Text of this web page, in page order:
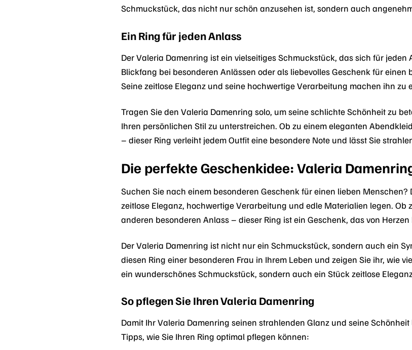
Schmuckstück, das nicht nur schön anzusehen ist, sondern auch
Ein Ring für jeden Anlass
Der Valeria Damenring ist ein vielseitiges Schmuckstück, das sich für
Blickfang bei besonderen Anlässen oder als liebevolles Geschenk für
Seine zeitlose Eleganz und seine hochwertige Verarbeitung machen ihn
Tragen Sie den Valeria Damenring solo, um seine schlichte Schönheit zu
Ihren persönlichen Stil zu unterstreichen. Ob zu einem eleganten
– dieser Ring verleiht jedem Outfit eine besondere Note und lässt Sie
Die perfekte Geschenkidee: Valeria
Suchen Sie nach einem besonderen Geschenk für einen lieben
zeitlose Eleganz, hochwertige Verarbeitung und edle Materialien legen.
anderen besonderen Anlass – dieser Ring ist ein Geschenk, das von
Der Valeria Damenring ist nicht nur ein Schmuckstück, sondern auch ein
diesen Ring einer besonderen Frau in Ihrem Leben und zeigen Sie ihr, wie
ein wunderschönes Schmuckstück, sondern auch ein Stück zeitlose
So pflegen Sie Ihren Valeria Damenring
Damit Ihr Valeria Damenring seinen strahlenden Glanz und seine
Tipps, wie Sie Ihren Ring optimal pflegen können: